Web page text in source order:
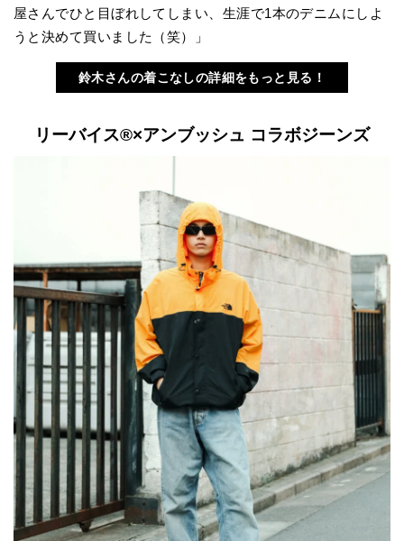
屋さんでひと目ぼれしてしまい、生涯で1本のデニムにしよ
うと決めて買いました（笑）」
鈴木さんの着こなしの詳細をもっと見る！
リーバイス®×アンブッシュ コラボジーンズ